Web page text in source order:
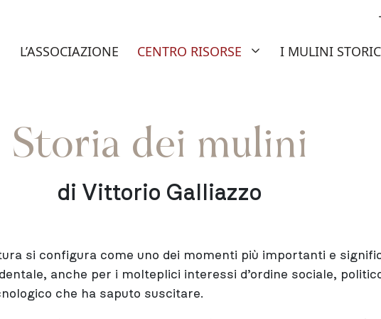
del sito AIAMS –
L’ASSOCIAZIONE CENTRO RISORSE I MULINI
Storia dei mulini
di Vittorio Galliazzo
si configura come uno dei momenti più importanti e
anche per i molteplici interessi d’ordine sociale,
che ha saputo suscitare.